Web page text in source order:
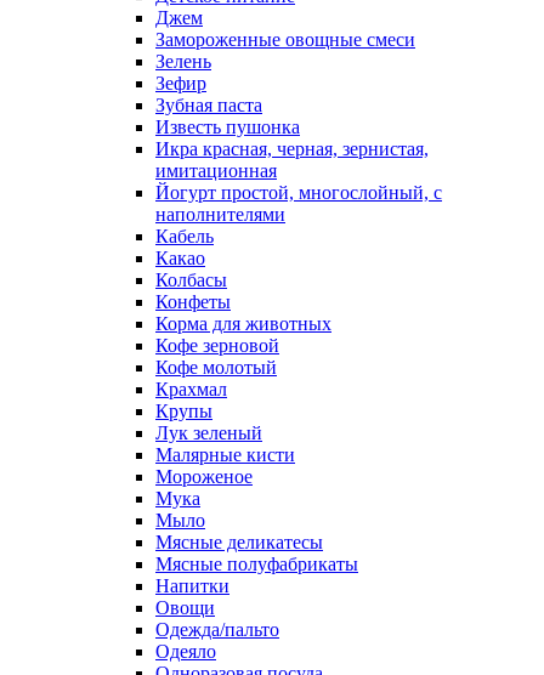
Джем
Замороженные овощные смеси
Зелень
Зефир
Зубная паста
Известь пушонка
Икра красная, черная, зернистая,
имитационная
Йогурт простой, многослойный, с
наполнителями
Кабель
Какао
Колбасы
Конфеты
Корма для животных
Кофе зерновой
Кофе молотый
Крахмал
Крупы
Лук зеленый
Малярные кисти
Мороженое
Мука
Мыло
Мясные деликатесы
Мясные полуфабрикаты
Напитки
Овощи
Одежда/пальто
Одеяло